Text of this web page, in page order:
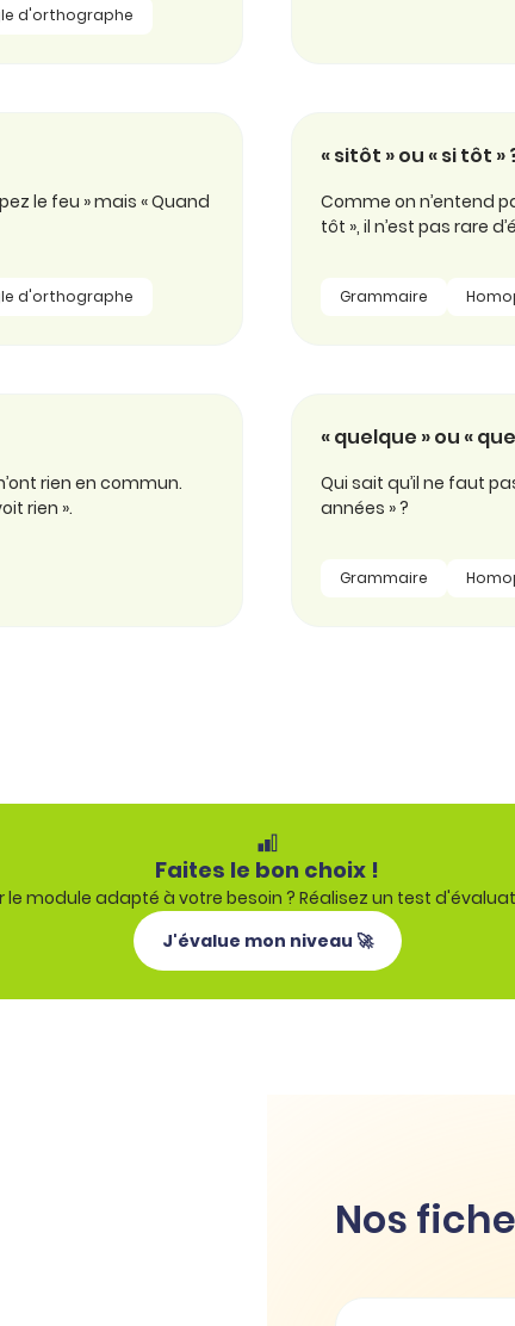
d'orthographe
le feu » mais « Quand
d'orthographe
« sitôt » ou « si tôt »
Comme on n’entend
tôt », il n’est pas rare
Grammaire
rien en commun.
rien ».
« quelque » ou «
Qui sait qu’il ne faut
années » ?
Grammaire
Faites le bon choix !
le module adapté à votre besoin ? Réalisez un test
J'évalue mon niveau 🚀
Nos